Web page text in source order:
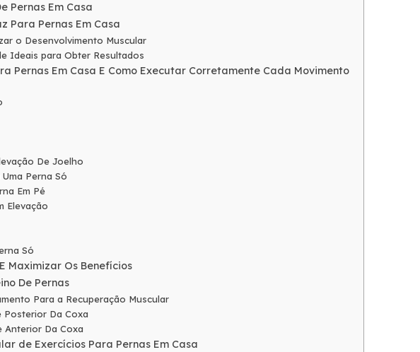
Pernas Em Casa
Para Pernas Em Casa
o Desenvolvimento Muscular
Ideais para Obter Resultados
Pernas Em Casa E Como Executar Corretamente Cada Movimento
De Joelho
Perna Só
Em Pé
Elevação
Só
Maximizar Os Benefícios
De Pernas
Para a Recuperação Muscular
Posterior Da Coxa
Anterior Da Coxa
de Exercícios Para Pernas Em Casa